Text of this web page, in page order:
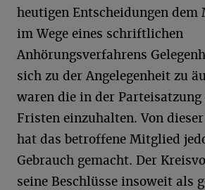
heutigen Entscheidungen
im Wege eines schriftlichen
Anhörungsverfahrens
sich zu der Angelegenheit zu
waren die in der Parteisatzung
Fristen einzuhalten. Von
hat das betroffene Mitglied
Gebrauch gemacht. Der
seine Beschlüsse insoweit als